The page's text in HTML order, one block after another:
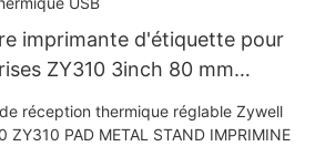
imprimante d'étiquette pour
ZY310 3inch 80 mm
barres tout dans une
USB